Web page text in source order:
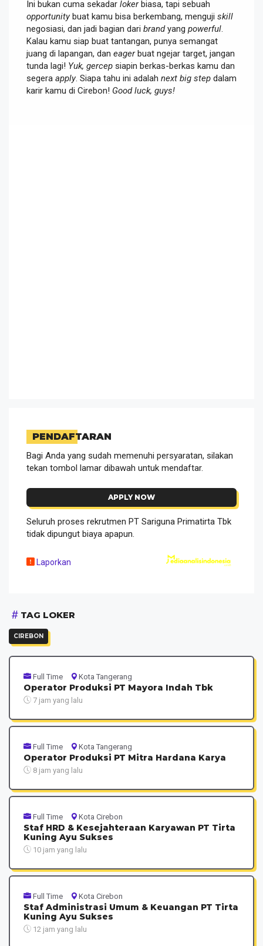
Ini bukan cuma sekadar lokerbiasa, tapi sebuah
opportunitybuat kamu bisa berkembang, menguji skill
negosiasi, dan jadi bagian dari brandyang powerful
Kalau kamu siap buat tantangan, punya semangat
juang di lapangan, dan eagerbuat ngejar target, jangan
tunda lagi! Yuk, gercep siapin berkas-berkas kamu dan
segera apply. Siapa tahu ini adalah next big step dalam
karir kamu di Cirebon! Good luck, guys!
PENDAFTARAN
Bagi Anda yang sudah memenuhi persyaratan, silakan
tekan tombol lamar dibawah untuk mendaftar.
APPLY NOW
Seluruh proses rekrutmen PT Sariguna Primatirta Tbk
tidak dipungut biaya apapun.
Laporkan
TAG LOKER
CIREBON
Full Time Kota Tangerang
Operator Produksi PT Mayora Indah Tbk
7 jam yang lalu
Full Time Kota Tangerang
Operator Produksi PT Mitra Hardana Karya
8 jam yang lalu
Full Time Kota Cirebon
Staf HRD & Kesejahteraan Karyawan PT Tirta
Kuning Ayu Sukses
10 jam yang lalu
Full Time Kota Cirebon
Staf Administrasi Umum & Keuangan PT Tirta
Kuning Ayu Sukses
12 jam yang lalu